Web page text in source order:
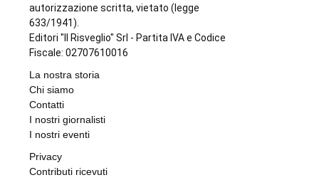
autorizzazione scritta, vietato (legge
633/1941).
Editori "Il Risveglio" Srl - Partita IVA e Codice
Fiscale: 02707610016
La nostra storia
Chi siamo
Contatti
I nostri giornalisti
I nostri eventi
Privacy
Contributi ricevuti